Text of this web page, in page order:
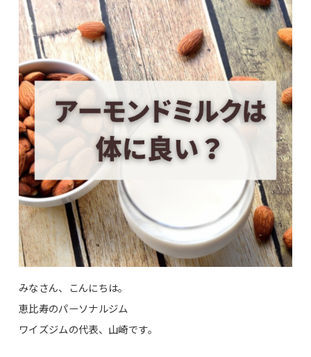
みなさん、こんにちは。
恵比寿のパーソナルジム
ワイズジムの代表、山崎です。